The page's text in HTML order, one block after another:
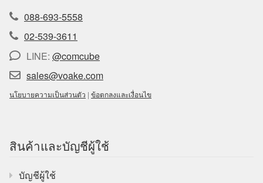
088-693-5558
02-539-3611
LINE: @comcube
sales@voake.com
นโยบายความเป็นส่วนตัว | ข้อตกลงและเงื่อนไข
สินค้าและบัญชีผู้ใช้
บัญชีผู้ใช้